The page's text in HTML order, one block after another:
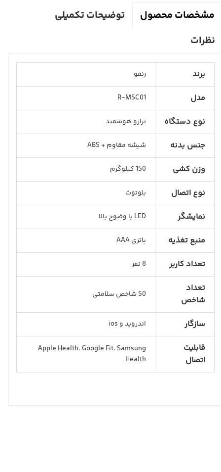
مشخصات محصول
توضیحات تکمیلی
نظرات
برند رنفو
مدل R-MSC01
نوع دستگاه ترازو هوشمند
جنس بدنه شیشه مقاوم + ABS
وزن کشی 150 کیلوگرم
نوع اتصال بلوتوث
نمایشگر LED با وضوح بالا
منبع تغذیه باتری AAA
تعداد کاربر 8 نفر
تعداد
شاخص
50 شاخص سلامتی
سازگار اندروید و ios
قابلیت
اتصال
Apple Health، Google Fit، Samsung
Health